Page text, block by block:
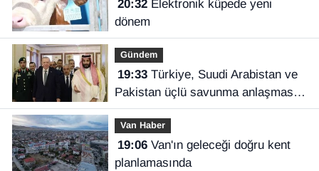
20:32Elektronik küpede yeni
dönem
Gündem
19:33Türkiye, Suudi Arabistan ve
Pakistan üçlü savunma anlaşması
imzaladı
Van Haber
19:06Van'ın geleceği doğru kent
planlamasında